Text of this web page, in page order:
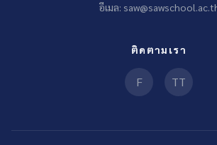
อีเมล:
ติดตามเรา
F TT